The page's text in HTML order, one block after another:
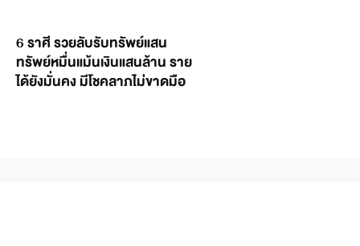
6 ราศี รวยลับรับทรัพย์แสน
ทรัพย์หมื่นแม้นเงินแสนล้าน ราย
ได้ยังมั่นคง มีโชคลาภไม่ขาดมือ